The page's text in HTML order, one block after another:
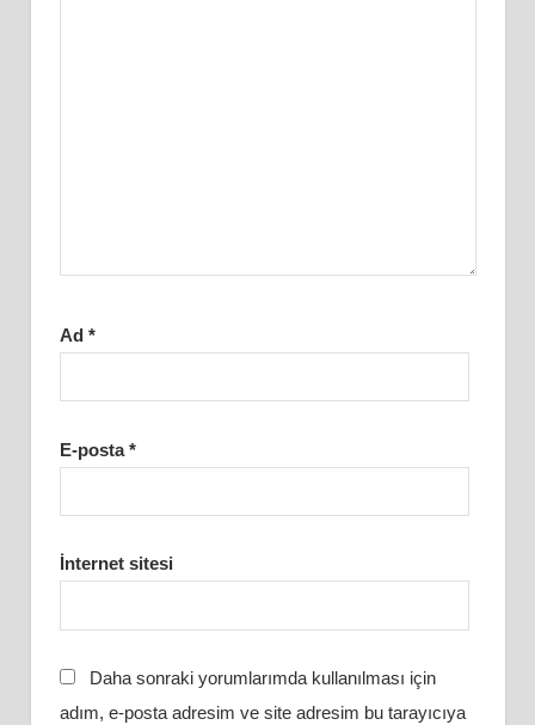
Ad *
E-posta*
İnternet sitesi
Daha sonraki yorumlarımda kullanılması için
adım, e-posta adresim ve site adresim bu tarayıcıya